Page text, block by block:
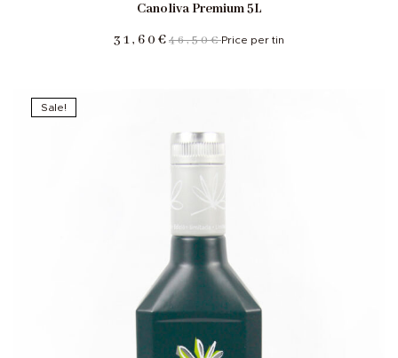
Canoliva Premium 5L
46,50€
31,60 € Price per tin
Sale!